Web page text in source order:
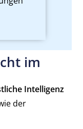
im
Intelligenz
der